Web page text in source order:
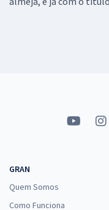
GRAN
Quem Somos
Como Funciona